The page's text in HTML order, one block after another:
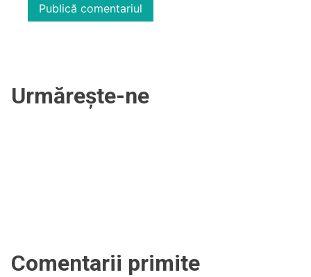
Urmărește-ne
Comentarii primite